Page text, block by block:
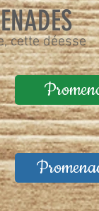
cette déesse